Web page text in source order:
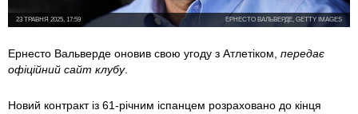
ЕРНЕСТО ВАЛЬВЕРДЕ, GETTY IMAGES
23 ТРАВНЯ 2025, 17:59
Ернесто Вальверде оновив свою угоду з Атлетіком, передає
офіційний сайт клубу.
Новий контракт із 61-річним іспанцем розраховано до кінця